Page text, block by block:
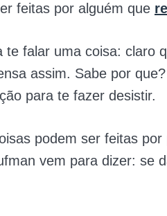
feitas por alguém que
te falar uma coisa: claro
assim. Sabe por
para te fazer desistir.
podem ser feitas
vem para dizer: se